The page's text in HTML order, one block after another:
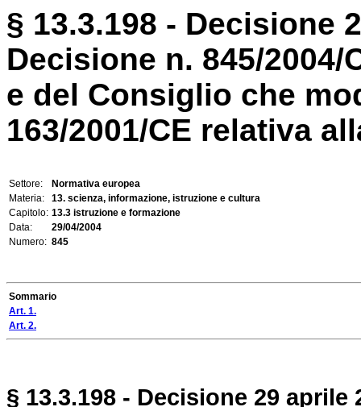
§ 13.3.198 - Decisione
Decisione n. 845/
e del Consiglio che
163/2001/CE relativa
Settore:
Normativa europea
Materia:
13. scienza, informazione, istruzione e cultura
Capitolo: 13.3 istruzione e formazione
Data:
29/04/2004
Numero: 845
Sommario
Art. 1.
Art. 2.
§ 13.3.198 - Decisione 29 aprile